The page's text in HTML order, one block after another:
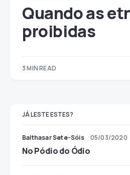
Quando as
proibidas
3 MIN READ
JÁ LESTE ESTES?
Balthasar Sete-Sóis 05/03/2020
No Pódio do Ódio